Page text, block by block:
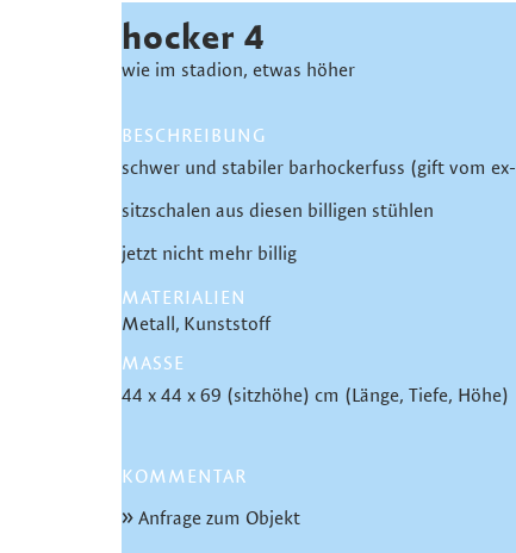
hocker 4
wie im stadion, etwas höher
BESCHREIBUNG
schwer und stabiler barhockerfuss (gift vom ex-
sitzschalen aus diesen billigen stühlen
jetzt nicht mehr billig
MATERIALIEN
Metall Kunststoff
MASSE
44 x 44 x 69 (sitzhöhe) cm (Länge, Tiefe, Höhe)
KOMMENTAR
Anfrage zum Objekt